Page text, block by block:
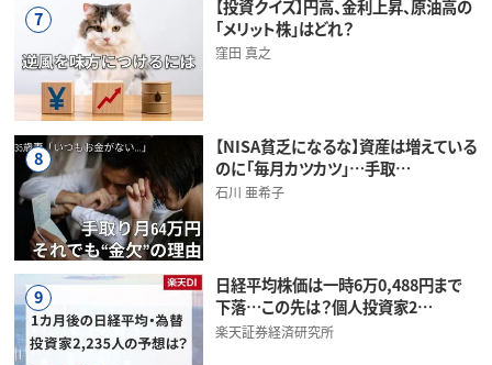
7
【投資クイズ】円高、金利上昇、原油高の
「メリット株」はどれ？
窪田 真之
8
【NISA貧乏になるな】資産は増えている
のに「毎月カツカツ」…手取…
石川 亜希子
9
日経平均株価は一時6万0,488円まで
下落…この先は？個人投資家2…
楽天証券経済研究所